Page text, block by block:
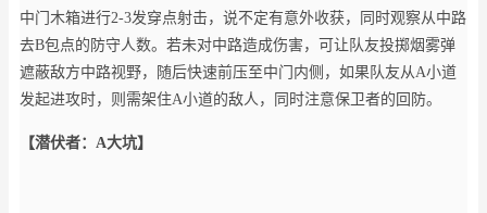
中门木箱进行2-3发穿点射击，说不定有意外收获，同时观察从中路
去B包点的防守人数。若未对中路造成伤害，可让队友投掷烟雾弹
遮蔽敌方中路视野，随后快速前压至中门内侧，如果队友从A小道
发起进攻时，则需架住A小道的敌人，同时注意保卫者的回防。
【潜伏者：A大坑】